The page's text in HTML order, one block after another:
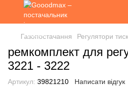
Газопостачання Регулятори
ремкомплект для
3221 - 3222
Артикул: 39821210 Написати відгук